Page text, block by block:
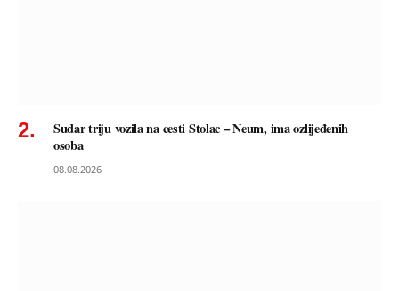
Sudar triju vozila na cesti Stolac – Neum, ima ozlijeđenih
osoba
08.08.2026